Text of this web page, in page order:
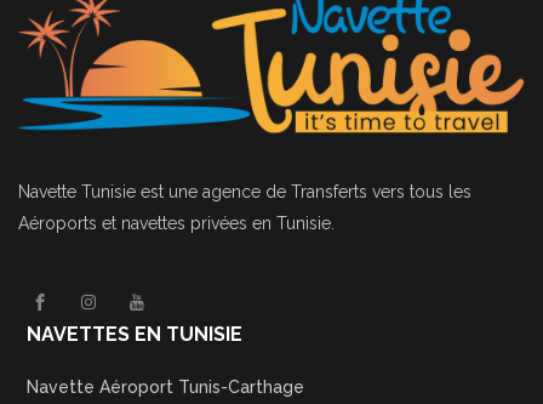
Navette Tunisie est une agence de Transferts vers tous les
Aéroports et navettes privées en Tunisie.
NAVETTES EN TUNISIE
Navette Aéroport Tunis-Carthage